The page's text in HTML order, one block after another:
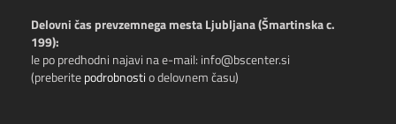
Delovni čas prevzemnega mesta Ljubljana (Šmartinska c.
199):
le po predhodni najavi na e-mail: info@bscenter.si
(preberitepodrobnostio delovnem času)